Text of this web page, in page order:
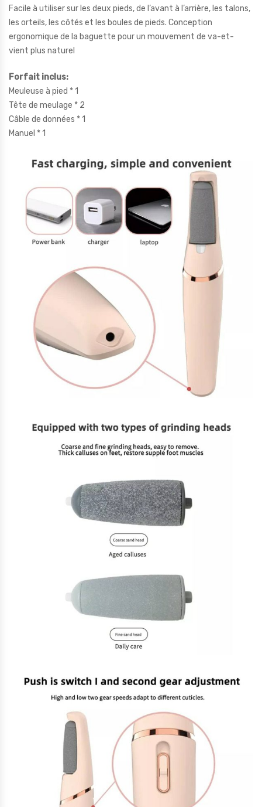
Facile à utiliser sur les deux pieds, de l’avant à l’arrière, les talons,
les orteils, les côtés et les boules de pieds. Conception
ergonomique de la baguette pour un mouvement de va-et-
vient plus naturel
Forfait inclus:
Meuleuse à pied * 1
Tête de meulage * 2
Câble de données * 1
Manuel * 1